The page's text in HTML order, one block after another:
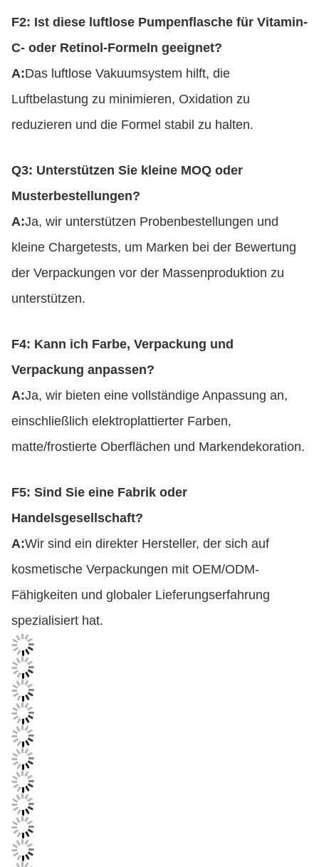
F2: Ist diese luftlose Pumpenflasche für Vitamin-
C- oder Retinol-Formeln geeignet?
A:Das luftlose Vakuumsystem hilft, die
Luftbelastung zu minimieren, Oxidation zu
reduzieren und die Formel stabil zu halten.
Q3: Unterstützen Sie kleine MOQ oder
Musterbestellungen?
A:Ja, wir unterstützen Probenbestellungen und
kleine Chargetests, um Marken bei der Bewertung
der Verpackungen vor der Massenproduktion zu
unterstützen.
F4: Kann ich Farbe, Verpackung und
Verpackung anpassen?
A:Ja, wir bieten eine vollständige Anpassung an,
einschließlich elektroplattierter Farben,
matte/frostierte Oberflächen und Markendekoration.
F5: Sind Sie eine Fabrik oder
Handelsgesellschaft?
A:Wir sind ein direkter Hersteller, der sich auf
kosmetische Verpackungen mit OEM/ODM-
Fähigkeiten und globaler Lieferungserfahrung
spezialisiert hat.